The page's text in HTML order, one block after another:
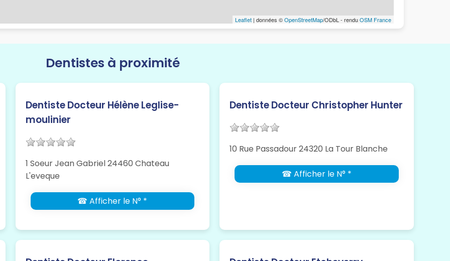
Leaflet | données ©OpenStreetMap/ODbL - renduOSM France
Dentistes à proximité
Dentiste Docteur Hélène Leglise-
moulinier
1 Soeur Jean Gabriel 24460 Chateau
L'eveque
☎ Afficher le N° *
Dentiste Docteur Christopher Hunter
10 Rue Passadour 24320 La Tour Blanche
☎ Afficher le N° *